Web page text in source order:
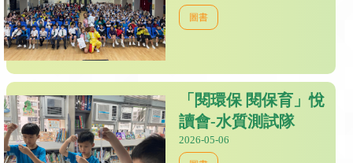
圖書
「閱環保 閱保育」悅
讀會-水質測試隊
2026-05-06